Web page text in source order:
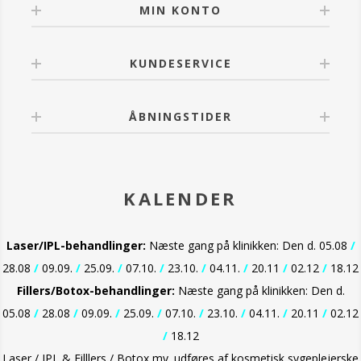
MIN KONTO
KUNDESERVICE
ÅBNINGSTIDER
KALENDER
Laser/IPL-behandlinger: Næste gang på klinikken: Den d. 05.08 /
28.08 / 09.09. / 25.09. / 07.10. / 23.10. / 04.11. / 20.11 / 02.12 / 18.12
Fillers/Botox-behandlinger: Næste gang på klinikken: Den d.
05.08 / 28.08 / 09.09. / 25.09. / 07.10. / 23.10. / 04.11. / 20.11 / 02.12
/18.12